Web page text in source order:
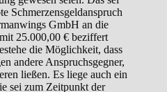
Schmerzensgeldanspruch
GmbH an die
25.000,00 € beziffert
die Möglichkeit, dass
andere Anspruchsgegner,
ließen. Es liege auch ein
sei zum Zeitpunkt der